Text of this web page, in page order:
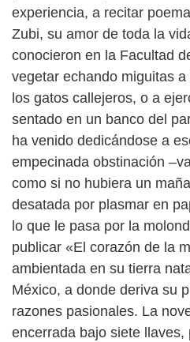
experiencia, a recitar
Zubi, su amor de toda la
conocieron en la Facultad
vegetar echando miguitas
los gatos callejeros, o a
sentado en un banco del
ha venido dedicándose a
empecinada obstinación
como si no hubiera un
desatada por plasmar en
lo que le pasa por la
publicar «El corazón de la
ambientada en su tierra
México, a donde deriva su
razones pasionales. La
encerrada bajo siete